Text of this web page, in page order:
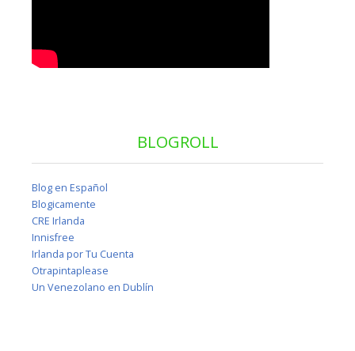
BLOGROLL
Blog en Español
Blogicamente
CRE Irlanda
Innisfree
Irlanda por Tu Cuenta
Otrapintaplease
Un Venezolano en Dublín